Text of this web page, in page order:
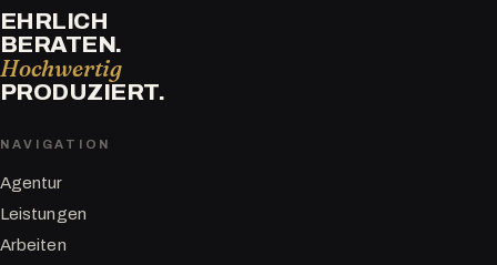
EHRLICH
BERATEN.
Hochwertig
PRODUZIERT.
NAVIGATION
Agentur
Leistungen
Arbeiten